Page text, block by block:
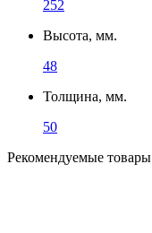
252
Высота, мм.
48
Толщина, мм.
50
Рекомендуемые товары